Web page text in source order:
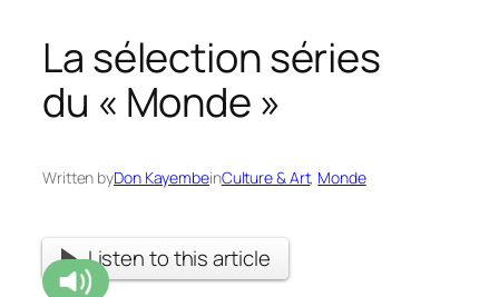
La sélection séries
du « Monde »
Written byDon KayembeinCulture & Art, Monde
Listen to this article